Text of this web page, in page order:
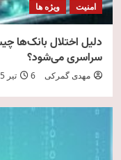
امنیت ویژه ها
دلیل اختلال بانک‌ها
سراسری می‌شود؟
مهدی گمرکی 6 تیر 1405